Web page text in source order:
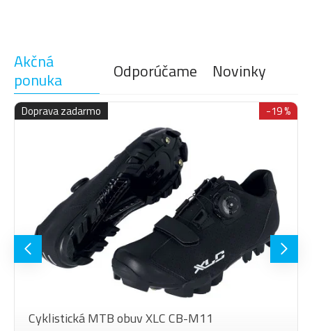
155
155
70
13
155
80
12
50
55
55
60
14
165
65
13
165
70
13
175
60
14
65
13
185
55
14
Akčná
ponuka Odporúčame Novinky
Doprava zadarmo -19 %
Cyklistická MTB obuv XLC CB-M11